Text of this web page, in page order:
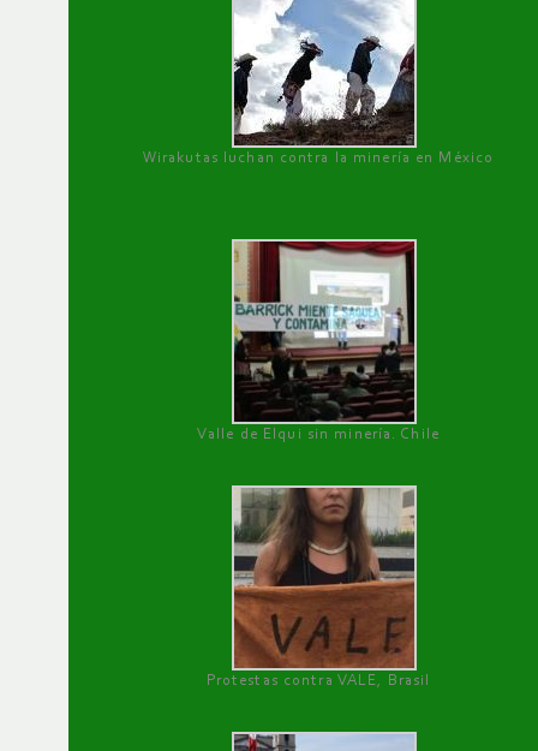
Wirakutas luchan contra la minería en México
Valle de Elqui sin minería. Chile
Protestas contra VALE, Brasil